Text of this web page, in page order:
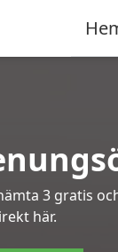
3 gratis
här.